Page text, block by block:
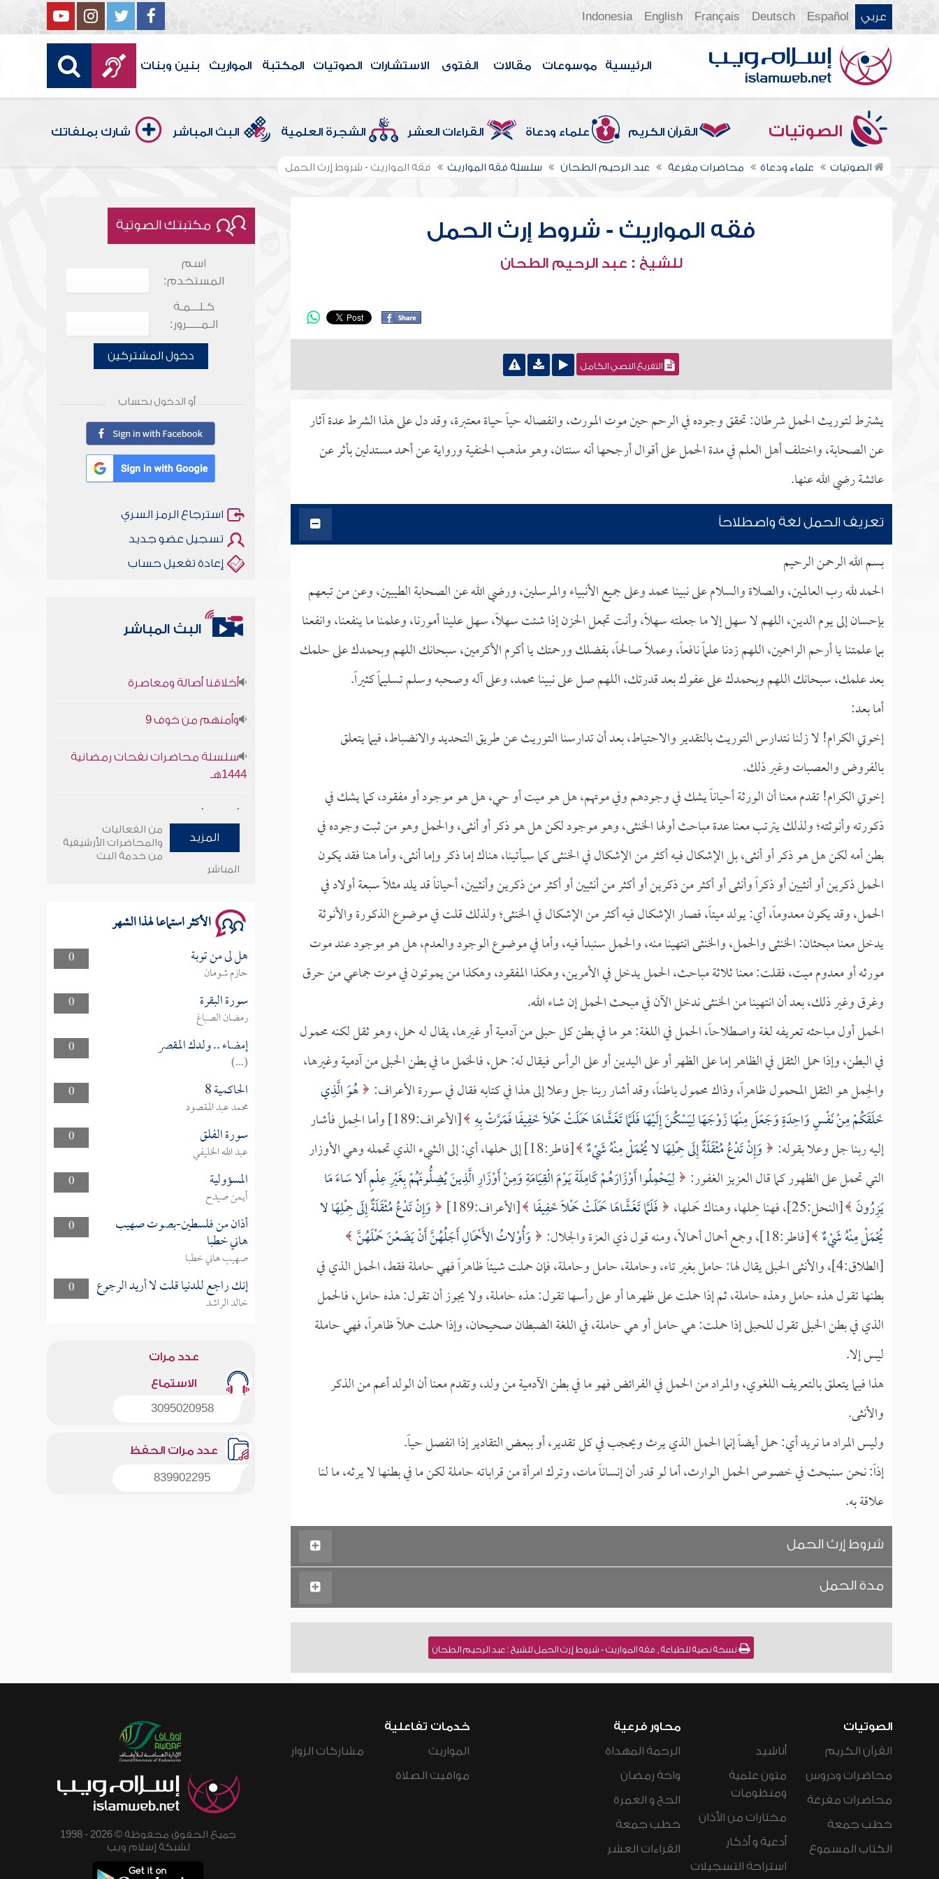
عربي Español
Deutsch
Français
English
Indonesia
الرئيسية موسوعات مقالات الفتوى الاستشارات الصوتيات المكتبة المواريث بنين وبنات
الصوتيات القرآن الكريم علماء ودعاة القراءات العشر الشجرة العلمية البث المباشر شارك بملفاتك
الصوتيات علماء ودعاة محاضرات مفرغة عبد الرحيم الطحان سلسلة فقه المواريث فقه المواريث - شروط إرث الحمل
فقه المواريث - شروط إرث الحمل
للشيخ : عبد الرحيم الطحان
التفريغ النصي الكامل
يشترط لتوريث الحمل شرطان: تحقق وجوده في الرحم حين موت المورث، وانفصاله حياً حياة معتبرة، وقد دل على هذا الشرط عدة آثار
عن الصحابة، واختلف أهل العلم في مدة الحمل على أقوال أرجحها أنه سنتان، وهو مذهب الحنفية ورواية عن أحمد مستدلين بأثر عن
عائشة رضي الله عنها.
تعريف الحمل لغة واصطلاحاً
بسم الله الرحمن الرحيم
الحمد لله رب العالمين، والصلاة والسلام على نبينا محمد وعلى جميع الأنبياء والمرسلين، ورضي الله عن الصحابة الطيبين، وعن من تبعهم
بإحسان إلى يوم الدين، اللهم لا سهل إلا ما جعلته سهلاً، وأنت تجعل الحزن إذا شئت سهلاً، سهل علينا أمورنا، وعلمنا ما ينفعنا، وانفعنا
بما علمتنا يا أرحم الراحمين، اللهم زدنا علماً نافعاً، وعملاً صالحاً، بفضلك ورحمتك يا أكرم الأكرمين، سبحانك اللهم وبحمدك على حلمك
بعد علمك، سبحانك اللهم وبحمدك على عفوك بعد قدرتك، اللهم صل على نبينا محمد، وعلى آله وصحبه وسلم تسليماً كثيراً.
أما بعد:
إخوتي الكرام! لا زلنا نتدارس التوريث بالتقدير والاحتياط، بعد أن تدارسنا التوريث عن طريق التحديد والانضباط، فيما يتعلق
بالفروض والعصبات وغير ذلك.
إخوتي الكرام! تقدم معنا أن الورثة أحياناً يشك في وجودهم وفي موتهم، هل هو ميت أو حي، هل هو موجود أو مفقود، كما يشك في
ذكورته وأنوثته؛ ولذلك يترتب معنا عدة مباحث أولها الخنثى، وهو موجود لكن هل هو ذكر أو أنثى، والحمل وهو من ثبت وجوده في
بطن أمه لكن هل هو ذكر أو أنثى، بل الإشكال فيه أكثر من الإشكال في الخنثى كما سيأتينا، هناك إما ذكر وإما أنثى، وأما هنا فقد يكون
الحمل ذكرين أو أنثيين أو ذكراً وأنثى أو أكثر من ذكرين أو أكثر من أنثيين أو أكثر من ذكرين وأنثيين، أحياناً قد يلد مثلاً سبعة أولاد في
الحمل، وقد يكون معدوماً، أي: يولد ميتاً، فصار الإشكال فيه أكثر من الإشكال في الخنثى؛ ولذلك قلت في موضوع الذكورة والأنوثة
يدخل معنا مبحثان: الخنثى والحمل، والخنثى انتهينا منه، والحمل سنبدأ فيه، وأما في موضوع الوجود والعدم، هل هو موجود عند موت
مورثه أو معدوم ميت، فقلت: معنا ثلاثة مباحث، الحمل يدخل في الأمرين، وهكذا المفقود، وهكذا من يموتون في موت جماعي من حرق
وغرق وغير ذلك، بعد أن انتهينا من الخنثى ندخل الآن في مبحث الحمل إن شاء الله.
الحمل أول مباحثه تعريفه لغة واصطلاحاً، الحمل في اللغة: هو ما في بطن كل حبلى من آدمية أو غيرها، يقال له حمل، وهو ثقل لكنه محمول
في البطن، وإذا حمل الثقل في الظاهر إما على الظهر أو على اليدين أو على الرأس فيقال له: حمل، فالحَمل ما في بطن الحبلى من آدمية وغيرها،
والحِمل هو الثقل المحمول ظاهراً، وذاك محمول باطناً، وقد أشار ربنا جل وعلا إلى هذا في كتابه فقال في سورة الأعراف: هُوَ الَّذِي
خَلَقَكُمْ مِنْ نَفْسٍ وَاحِدَةٍ وَجَعَلَ مِنْهَا زَوْجَهَا لِيَسْكُنَ إِلَيْهَا فَلَمَّا تَغَشَّاهَا حَمَلَتْ حَمْلًا خَفِيفًا فَمَرَّتْ بِهِ
[الأعراف:189] وأما الحِمل فأشار
إليه ربنا جل وعلا بقوله:
وَإِنْ تَدْعُ مُثْقَلَةٌ إِلَى حِمْلِهَا لا يُحْمَلْ مِنْهُ شَيْءٌ
[فاطر:18] إلى حملها، أي: إلى الشيء الذي تحمله وهي الأوزار
التي تحمل على الظهور كما قال العزيز الغفور:
لِيَحْمِلُوا أَوْزَارَهُمْ كَامِلَةً يَوْمَ الْقِيَامَةِ وَمِنْ أَوْزَارِ الَّذِينَ يُضِلُّونَهُمْ بِغَيْرِ عِلْمٍ أَلا سَاءَ مَا
يَزِرُونَ [النحل:25]، فهنا حِملها، وهناك حَملها، فَلَمَّا تَغَشَّاهَا حَمَلَتْ حَمْلًا خَفِيفًا [الأعراف:189]
وَإِنْ تَدْعُ مُثْقَلَةٌ إِلَى حِمْلِهَا لا
يُحْمَلْ مِنْهُ شَيْءٌ [فاطر:18]، وجمع أحمال أحمالاً، ومنه قول ذي العزة والجلال:
وَأُوْلاتُ الأَحْمَالِ أَجَلُهُنَّ أَنْ يَضَعْنَ حَمْلَهُنَّ
[الطلاق:4]، والأنثى الحبلى يقال لها: حامل بغير تاء، وحاملة، حامل وحاملة، فإن حملت شيئاً ظاهراً فهي حاملة فقط، الحمل الذي في
بطنها تقول هذه حامل وهذه حاملة، ثم إذا حملت على ظهرها أو على رأسها تقول: هذه حاملة، ولا يجوز أن تقول: هذه حامل، فالحمل
الذي في بطن الحبلى تقول للحبلى إذا حملت: هي حامل أو هي حاملة، في اللغة الضبطان صحيحان، وإذا حملت حملاً ظاهراً، فهي حاملة
ليس إلا.
هذا فيما يتعلق بالتعريف اللغوي، والمراد من الحمل في الفرائض فهو ما في بطن الآدمية من ولد، وتقدم معنا أن الولد أعم من الذكر
والأنثى.
وليس المراد ما نريد أي: حمل أيضاً إنما الحمل الذي يرث ويحجب في كل تقدير، أو ببعض التقادير إذا انفصل حياً.
إذاً: نحن سنبحث في خصوص الحمل الوارث، أما لو قدر أن إنساناً مات، وترك امرأة من قراباته حاملة لكن ما في بطنها لا يرثه، ما لنا
علاقة به.
شروط إرث الحمل
مدة الحمل
نسخة نصية للطباعة , فقه المواريث - شروط إرث الحمل للشيخ : عبد الرحيم الطحان
مكتبتك الصوتية
اسم
المستخدم:
كـلـــمـة
الـمـــــرور:
دخول المشتركين
أو الدخول بحساب
استرجاع الرمز السري
تسجيل عضو جديد
إعادة تفعيل حساب
البث المباشر
1444هـ
وأمنهم من خوف 9
سلسلة محاضرات نفحات رمضانية
المزيد
من الفعاليات
والمحاضرات الأرشيفية
من خدمة البث
المباشر
الأكثر استماعا لهذا الشهر
0 هل لى من توبة
حازم شومان
0
سورة البقرة
رمضان الصباغ
0
إمضاء .. ولدك المقصر
(...)
0
الحاكمية 8
محمد عبد المقصود
0
سورة الفلق
عبد الله الخليفي
0
المسؤولية
أيمن صيدح
0
أذان من فلسطين-بصوت صهيب
هاني خطبا
صهيب هاني خطبا
0
إنك راجع للدنيا قلت لا أريد الرجوع
خالد الراشد
عدد مرات
الاستماع
3095020958
عدد مرات الحفظ
839902295
الصوتيات
القرآن الكريم
محاضرات ودروس
محاضرات مفرغة
خطب جمعة
الكتاب المسموع
أناشيد
متون علمية
ومنظومات
مختارات من الأذان
أدعية و أذكار
استراحة التسجيلات
محاور فرعية
الرحمة المهداة
واحة رمضان
الحج و العمرة
خطب جمعة
القراءات العشر
خدمات تفاعلية
المواريث
مواقيت الصلاة
مشاركات الزوار
جميع الحقوق محفوظة © 2026 - 1998
لشبكة إسلام ويب